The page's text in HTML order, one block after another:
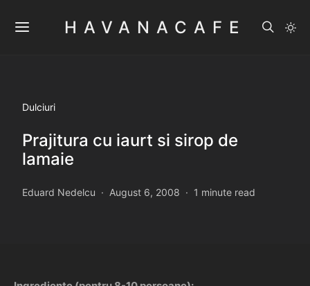
HAVANACAFE
Dulciuri
Prajitura cu iaurt si sirop de
lamaie
Eduard Nedelcu August 6, 2008 1 minute read